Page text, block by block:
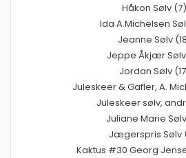
Håkon Sølv (7)
Ida A.Michelsen
Jeanne Sølv
Jeppe Åkjær
Jordan Sølv
Juleskeer & Gafler, A.
Juleskeer sølv,
Juliane Marie
Jægerspris Sølv
Kaktus #30 Georg